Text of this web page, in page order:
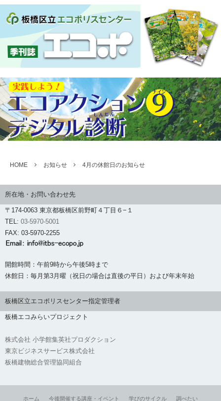
HOME お知らせ 4月の休館日のお知らせ
所在地・お問い合わせ先
〒174-0063 東京都板橋区前野町４丁目６−１
TEL: 03-5970-5001
FAX: 03-5970-2255
開館時間：午前9時から午後5時まで
休館日：毎月第3月曜（祝日の場合は直後の平日）および年末年始
板橋区立エコポリスセンター指定管理者
板橋エコみらいプロジェクト
株式会社 小学館集英社プロダクション
東京ビジネスサービス株式会社
板橋建物総合管理協同組合
ホーム 今後開催する講座・イベント 学びのサイクル 調べたい